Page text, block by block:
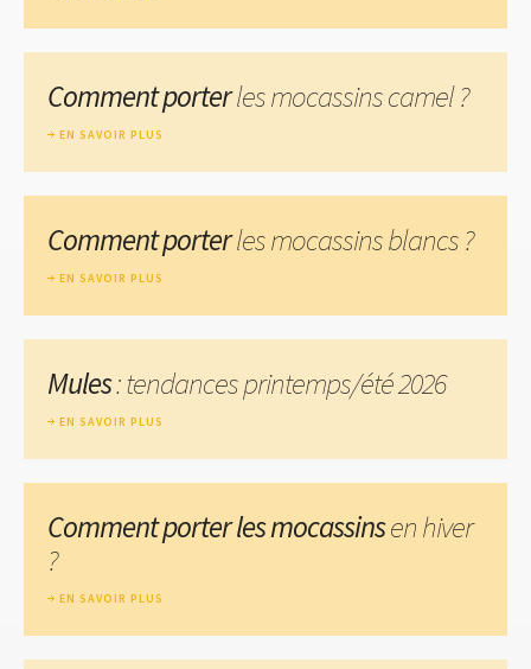
Comment porterles mocassins camel ?
EN SAVOIR PLUS
Comment porterles mocassins blancs ?
EN SAVOIR PLUS
Mules: tendances printemps/été 2026
EN SAVOIR PLUS
Comment porter les mocassinsen hiver
?
EN SAVOIR PLUS